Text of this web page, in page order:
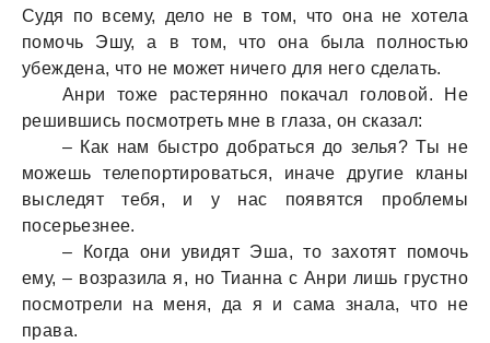
Судя по всему, дело не в том, что она не хотела
помочь Эшу, а в том, что она была полностью
убеждена, что не может ничего для него сделать.
Анри тоже растерянно покачал головой. Не
решившись посмотреть мне в глаза, он сказал:
– Как нам быстро добраться до зелья? Ты не
можешь телепортироваться, иначе другие кланы
выследят тебя, и у нас появятся проблемы
посерьезнее.
– Когда они увидят Эша, то захотят помочь
ему, – возразила я, но Тианна с Анри лишь грустно
посмотрели на меня, да я и сама знала, что не
права.